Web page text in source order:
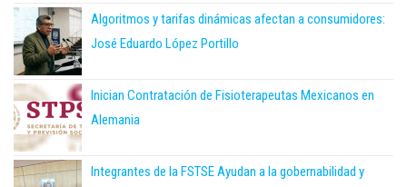
Algoritmos y tarifas dinámicas afectan a consumidores:
José Eduardo López Portillo
Inician Contratación de Fisioterapeutas Mexicanos en
Alemania
Integrantes de la FSTSE Ayudan a la gobernabilidad y